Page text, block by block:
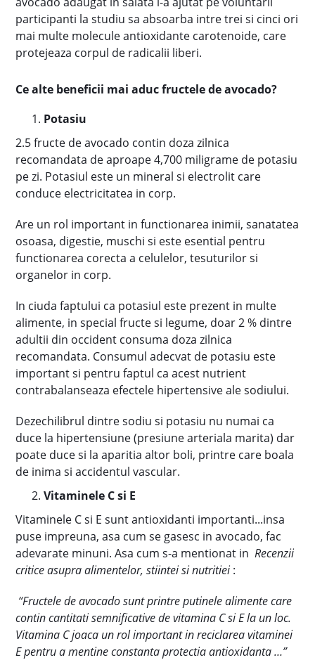
participanti la studiu sa absoarba intre trei si cinci ori
mai multe molecule antioxidante carotenoide, care
protejeaza corpul de radicalii liberi.
Ce alte beneficii mai aduc fructele de avocado?
Potasiu
2.5 fructe de avocado contin doza zilnica
recomandata de aproape 4,700 miligrame de potasiu
pe zi. Potasiul este un mineral si electrolit care
conduce electricitatea in corp.
Are un rol important in functionarea inimii, sanatatea
osoasa, digestie, muschi si este esential pentru
functionarea corecta a celulelor, tesuturilor si
organelor in corp.
In ciuda faptului ca potasiul este prezent in multe
alimente, in special fructe si legume, doar 2 % dintre
adultii din occident consuma doza zilnica
recomandata. Consumul adecvat de potasiu este
important si pentru faptul ca acest nutrient
contrabalanseaza efectele hipertensive ale sodiului.
Dezechilibrul dintre sodiu si potasiu nu numai ca
duce la hipertensiune (presiune arteriala marita) dar
poate duce si la aparitia altor boli, printre care boala
de inima si accidentul vascular.
Vitaminele C si E
Vitaminele C si E sunt antioxidanti importanti...insa
puse impreuna, asa cum se gasesc in avocado, fac
adevarate minuni. Asa cum s-a mentionat in Recenzii
critice asupra alimentelor, stiintei si nutritiei :
“Fructele de avocado sunt printre putinele alimente care
contin cantitati semnificative de vitamina C si E la un loc.
Vitamina C joaca un rol important in reciclarea vitaminei
E pentru a mentine constanta protectia antioxidanta …”